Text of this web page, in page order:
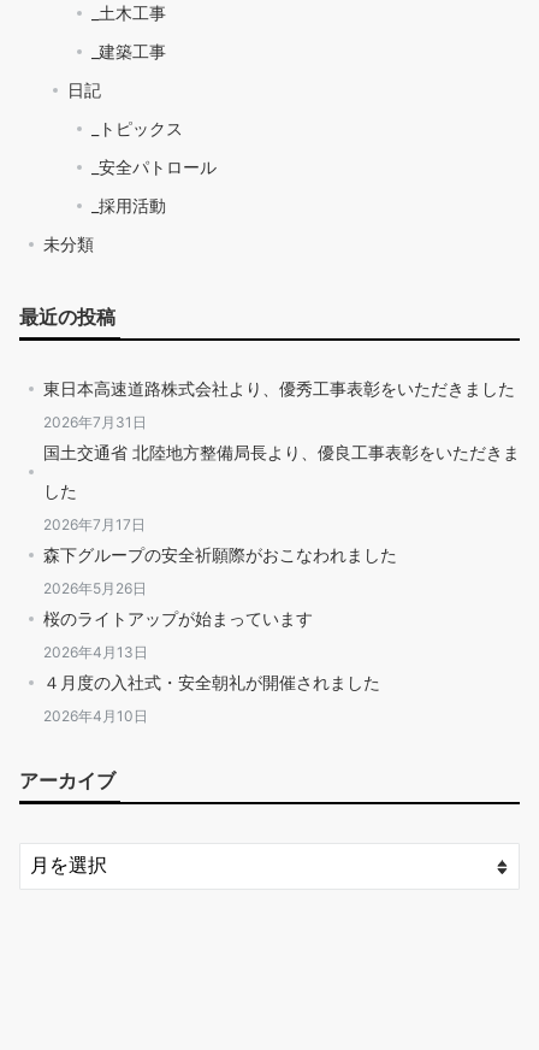
_土木工事
_建築工事
日記
_トピックス
_安全パトロール
_採用活動
未分類
最近の投稿
東日本高速道路株式会社より、優秀工事表彰をいただきました
2026年7月31日
国土交通省 北陸地方整備局長より、優良工事表彰をいただきま
した
2026年7月17日
森下グループの安全祈願際がおこなわれました
2026年5月26日
桜のライトアップが始まっています
2026年4月13日
４月度の入社式・安全朝礼が開催されました
2026年4月10日
アーカイブ